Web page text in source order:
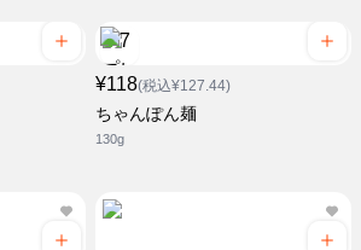
¥118(税込¥127.44)
ちゃんぽん麺
130g